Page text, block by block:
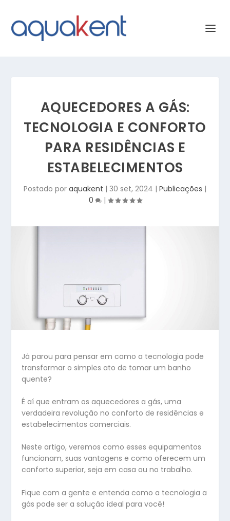
AQUECEDORES A GÁS:
TECNOLOGIA E CONFORTO
PARA RESIDÊNCIAS E
ESTABELECIMENTOS
Postado por aquakent | 30 set, 2024 | Publicações |
0
|
Já parou para pensar em como a tecnologia pode
transformar o simples ato de tomar um banho
quente?
É aí que entram os aquecedores a gás, uma
verdadeira revolução no conforto de residências e
estabelecimentos comerciais.
Neste artigo, veremos como esses equipamentos
funcionam, suas vantagens e como oferecem um
conforto superior, seja em casa ou no trabalho.
Fique com a gente e entenda como a tecnologia a
gás pode ser a solução ideal para você!